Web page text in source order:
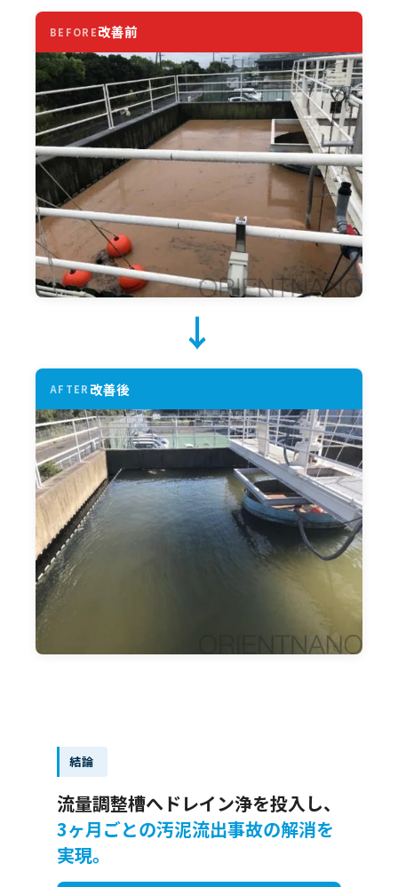
BEFORE改善前
→
AFTER 改善後
結論
流量調整槽へドレイン浄を投入し、
3ヶ月ごとの汚泥流出事故の解消を
実現。